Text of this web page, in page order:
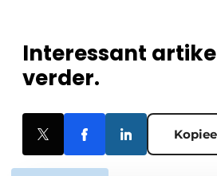
Interessant
verder.